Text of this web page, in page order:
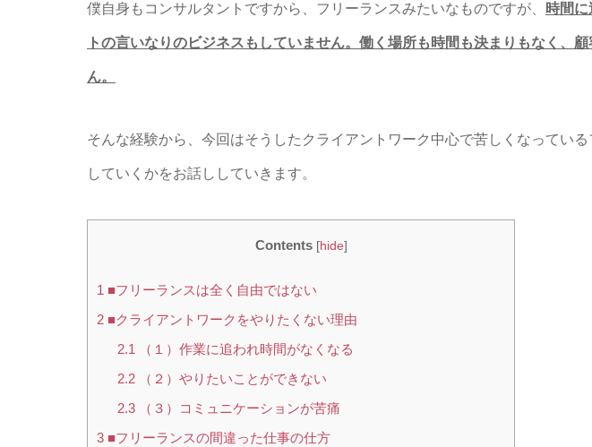
僕自身もコンサルタントですから、フリーランスみたいなものですが、 時間
トの言いなりのビジネスもしていません。働く場所も時間も決まりもなく、
ん。
そんな経験から、今回はそうしたクライアントワーク中心で苦しくなってい
していくかをお話ししていきます。
Contents [hide]
1 ■フリーランスは全く自由ではない
2 ■クライアントワークをやりたくない理由
2.1
（１）作業に追われ時間がなくなる
2.2（２）やりたいことができない
2.3（３）コミュニケーションが苦痛
3 ■フリーランスの間違った仕事の仕方